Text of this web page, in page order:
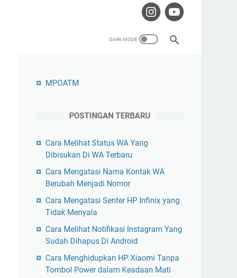
MPOATM
POSTINGAN TERBARU
Cara Melihat Status WA Yang
Dibisukan Di WA Terbaru
Cara Mengatasi Nama Kontak WA
Berubah Menjadi Nomor
Cara Mengatasi Senter HP Infinix yang
Tidak Menyala
Cara Melihat Notifikasi Instagram Yang
Sudah Dihapus Di Android
Cara Menghidupkan HP Xiaomi Tanpa
Tombol Power dalam Keadaan Mati